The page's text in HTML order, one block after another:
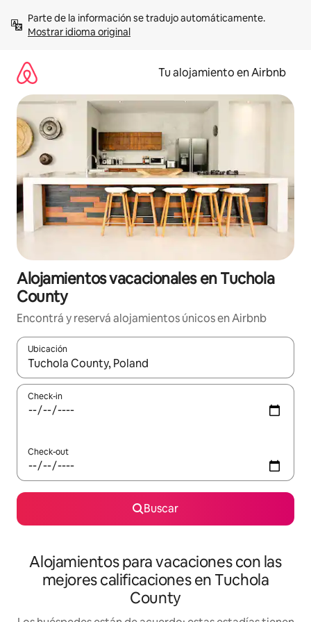
contenidoMostrar idioma original
Tu alojamiento en Airbnb
Alojamientos vacacionales en Tuchola
County
Encontrá y reservá alojamientos únicos en Airbnb
Ubicación
Cuando los resultados estén disponibles, navegá con las
Check-in
Check-out
Buscar
Alojamientos para vacaciones con las
mejores calificaciones en Tuchola
County